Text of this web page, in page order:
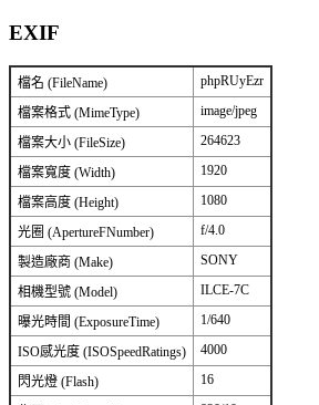
EXIF
檔名 (FileName) phpRUyEzr
檔案格式 (MimeType) image/jpeg
檔案大小 (FileSize) 264623
檔案寬度 (Width) 1920
檔案高度 (Height) 1080
光圈 (ApertureFNumber) f/4.0
製造廠商 (Make) SONY
相機型號 (Model) ILCE-7C
曝光時間 (ExposureTime) 1/640
ISO感光度 (ISOSpeedRatings) 4000
閃光燈 (Flash) 16